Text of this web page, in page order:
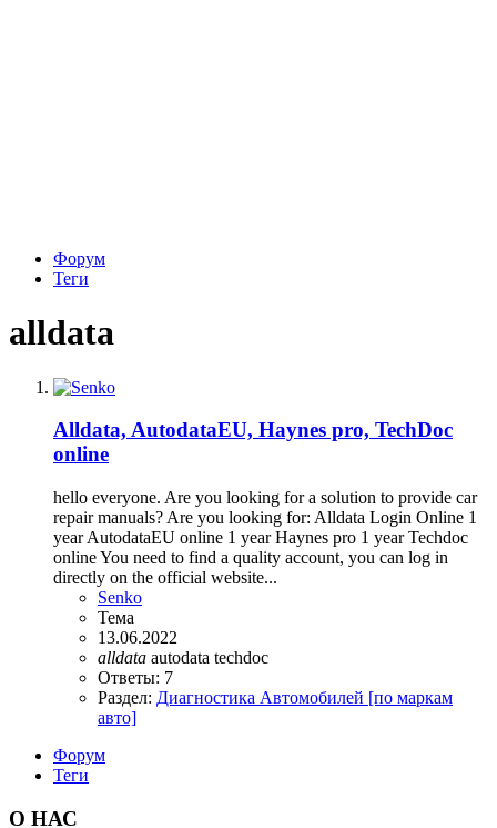
Форум
Теги
alldata
Alldata, AutodataEU, Haynes pro, TechDoc
online
hello everyone. Are you looking for a solution to provide car
repair manuals? Are you looking for: Alldata Login Online 1
year AutodataEU online 1 year Haynes pro 1 year Techdoc
online You need to find a quality account, you can log in
directly on the official website...
Senko
Тема
13.06.2022
alldata autodata techdoc
Ответы: 7
Раздел: Диагностика Автомобилей [по маркам
авто]
Форум
Теги
О НАС